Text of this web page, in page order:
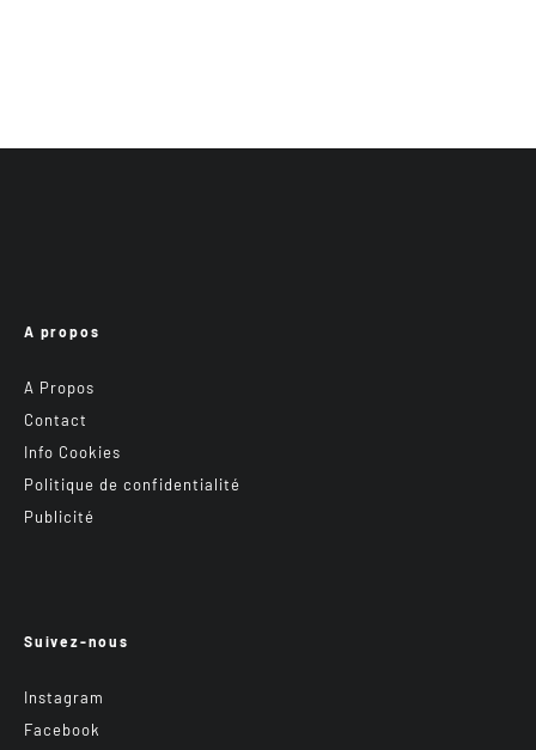
A propos
A Propos
Contact
Info Cookies
Politique de confidentialité
Publicité
Suivez-nous
Instagram
Facebook